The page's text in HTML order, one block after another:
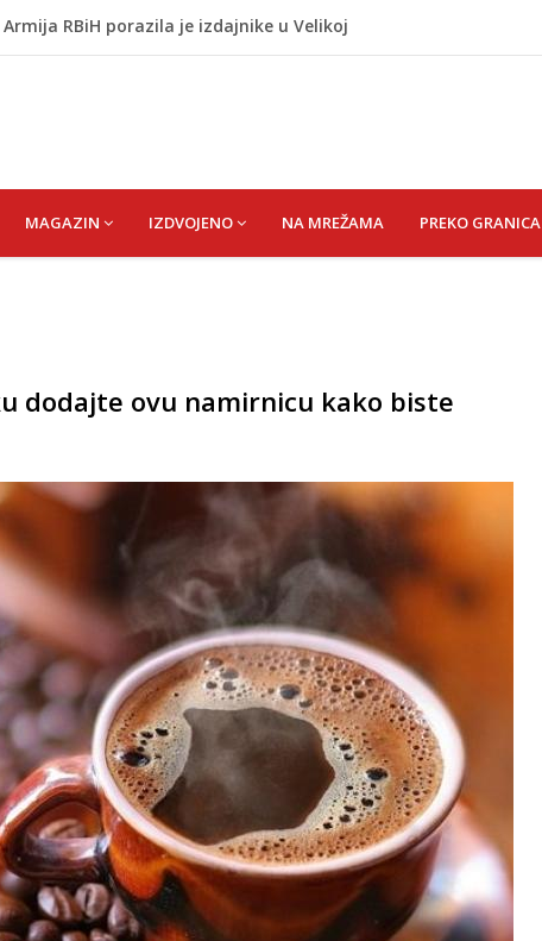
RBiH porazila je izdajnike u Velikoj
BEKTAŠ
(Enver) Aldina
MAGAZIN IZDVOJENO NA MREŽAMA PREKO GRANICA
dodajte ovu namirnicu kako biste